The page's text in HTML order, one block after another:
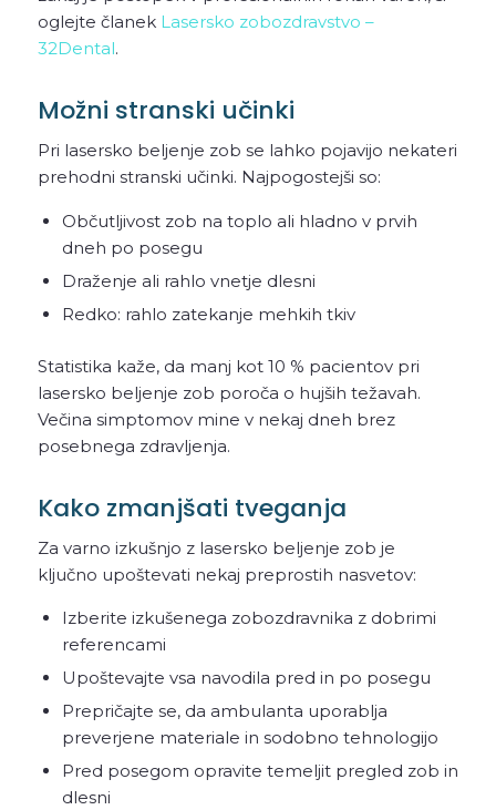
oglejte članek Lasersko zobozdravstvo –
32Dental.
Možni stranski učinki
Pri lasersko beljenje zob se lahko pojavijo nekateri
prehodni stranski učinki. Najpogostejši so:
Občutljivost zob na toplo ali hladno v prvih
dneh po posegu
Draženje ali rahlo vnetje dlesni
Redko: rahlo zatekanje mehkih tkiv
Statistika kaže, da manj kot 10 % pacientov pri
lasersko beljenje zob poroča o hujših težavah.
Večina simptomov mine v nekaj dneh brez
posebnega zdravljenja.
Kako zmanjšati tveganja
Za varno izkušnjo z lasersko beljenje zob je
ključno upoštevati nekaj preprostih nasvetov:
Izberite izkušenega zobozdravnika z dobrimi
referencami
Upoštevajte vsa navodila pred in po posegu
Prepričajte se, da ambulanta uporablja
preverjene materiale in sodobno tehnologijo
Pred posegom opravite temeljit pregled zob in
dlesni